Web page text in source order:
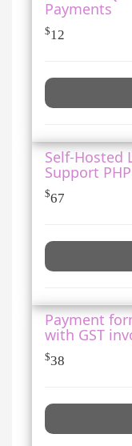
Payments
$12
Self-Hosted
Support
$67
Payment
with GST
$38